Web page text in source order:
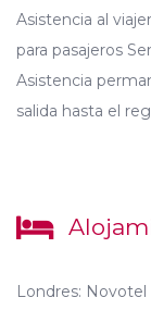
Asistencia al
para pasajeros
Asistencia
salida hasta el
Londres: